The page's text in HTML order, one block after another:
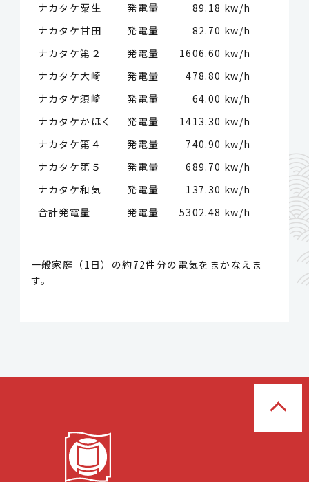
ナカタケ粟生 発電量
89.18 kw/h
ナカタケ甘田 発電量
82.70 kw/h
ナカタケ第２ 発電量
1606.60 kw/h
ナカタケ大崎 発電量
478.80 kw/h
ナカタケ須崎 発電量
64.00 kw/h
ナカタケかほく 発電量
1413.30 kw/h
ナカタケ第４ 発電量
740.90 kw/h
ナカタケ第５ 発電量
689.70 kw/h
ナカタケ和気 発電量
137.30 kw/h
合計発電量 発電量
5302.48 kw/h
一般家庭（1日）の約72件分の電気をまかなえま
す。